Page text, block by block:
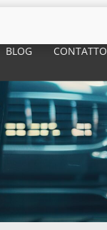
BLOG CONTATTO